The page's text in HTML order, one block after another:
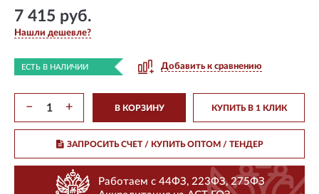
7 415 руб.
Нашли дешевле?
ЕСТЬ В НАЛИЧИИ Добавить к сравнению
− + В КОРЗИНУ КУПИТЬ В 1 КЛИК
ЗАПРОСИТЬ СЧЕТ / КУПИТЬ ОПТОМ/ ТЕНДЕР
Работаем с 44ФЗ, 223ФЗ, 275ФЗ